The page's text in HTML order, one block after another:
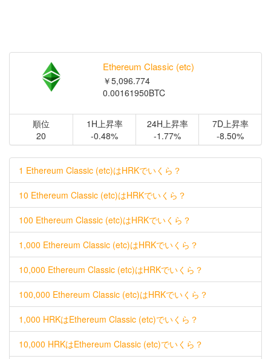
Ethereum Classic (etc)
￥5,096.774
0.00161950BTC
順位
20
1H上昇率
-0.48%
24H上昇率
-1.77%
7D上昇率
-8.50%
1 Ethereum Classic (etc)はHRKでいくら？
10 Ethereum Classic (etc)はHRKでいくら？
100 Ethereum Classic (etc)はHRKでいくら？
1,000 Ethereum Classic (etc)はHRKでいくら？
10,000 Ethereum Classic (etc)はHRKでいくら？
100,000 Ethereum Classic (etc)はHRKでいくら？
1,000 HRKはEthereum Classic (etc)でいくら？
10,000 HRKはEthereum Classic (etc)でいくら？